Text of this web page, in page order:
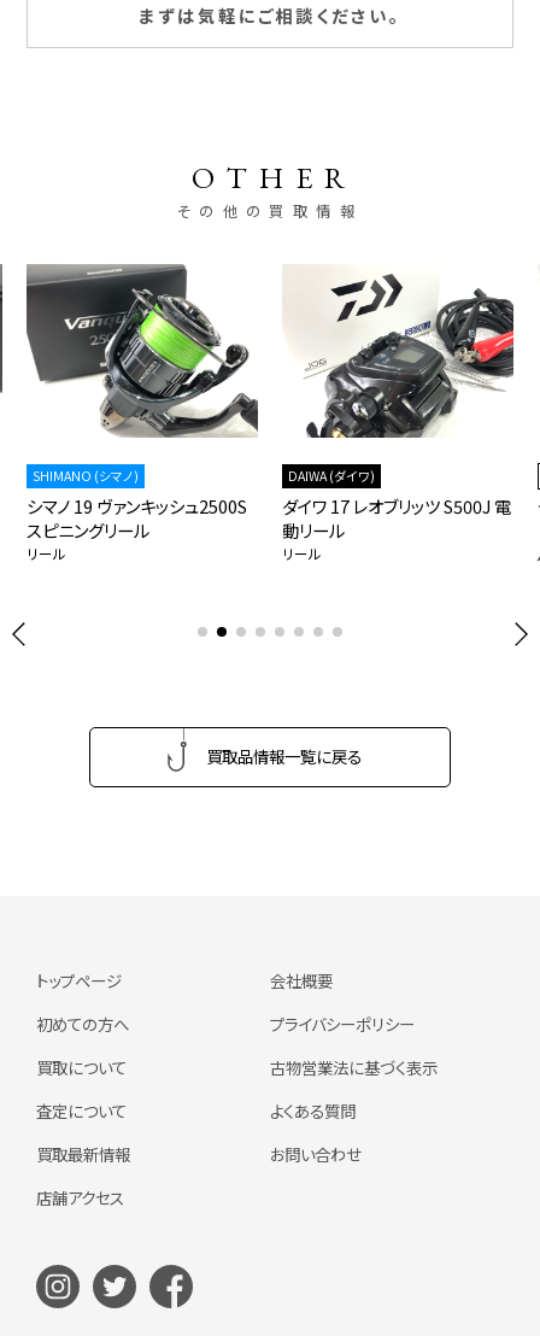
まずは気軽にご相談ください。
OTHER
その他の買取情報
SHIMANO (シマノ)
シマノ 19 ヴァンキッシュ2500S
スピニングリール
リール
DAIWA (ダイワ)
ダイワ 17 レオブリッツ S500J 電
動リール
リール
買取品情報一覧に戻る
トップページ
初めての方へ
買取について
査定について
買取最新情報
店舗アクセス
会社概要
プライバシーポリシー
古物営業法に基づく表示
よくある質問
お問い合わせ